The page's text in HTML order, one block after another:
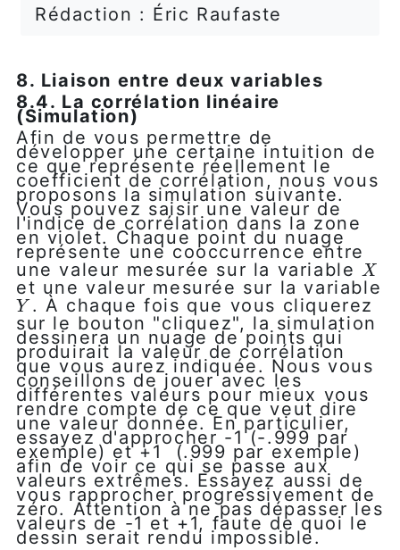
Rédaction : Éric Raufaste
8. Liaison entre deux variables
8.4. La corrélation linéaire
(Simulation)
Afin de vous permettre de
développer une certaine intuition de
ce que représente réellement le
coefficient de corrélation, nous vous
proposons la simulation suivante.
Vous pouvez saisir une valeur de
l'indice de corrélation dans la zone
en violet. Chaque point du nuage
représente une cooccurrence entre
une valeur mesurée sur la variableX
X
et une valeur mesurée sur la variable
Y
Y. À chaque fois que vous cliquerez
sur le bouton "cliquez", la simulation
dessinera un nuage de points qui
produirait la valeur de corrélation
que vous aurez indiquée. Nous vous
conseillons de jouer avec les
différentes valeurs pour mieux vous
rendre compte de ce que veut dire
une valeur donnée. En particulier,
essayez d'approcher -1 (-.999 par
exemple) et +1 (.999 par exemple)
afin de voir ce qui se passe aux
valeurs extrêmes. Essayez aussi de
vous rapprocher progressivement de
zéro. Attention à ne pas dépasser les
valeurs de -1 et +1, faute de quoi le
dessin serait rendu impossible.